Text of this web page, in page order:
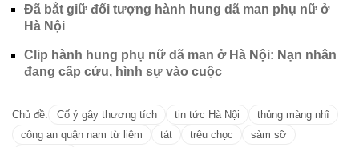
Đã bắt giữ đối tượng hành hung dã man phụ nữ ở
Hà Nội
Clip hành hung phụ nữ dã man ở Hà Nội: Nạn nhân
đang cấp cứu, hình sự vào cuộc
Chủ đề: Cố ý gây thương tích tin tức Hà Nội
thủng màng nhĩ
công an quận nam từ liêm
tát trêu chọc sàm sỡ